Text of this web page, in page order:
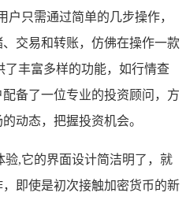
户只需通过简单的几步操作，
交易和转账，仿佛在操作一款
了丰富多样的功能，如行情查
备了一位专业的投资顾问，方
动态，把握投资机会。
验,它的界面设计简洁明了，就
即使是初次接触加密货币的新